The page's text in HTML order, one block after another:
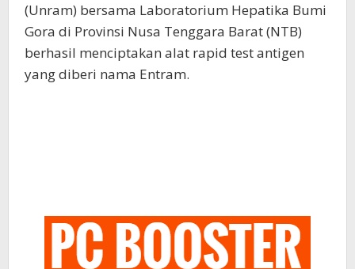
(Unram) bersama Laboratorium Hepatika Bumi
Gora di Provinsi Nusa Tenggara Barat (NTB)
berhasil menciptakan alat rapid test antigen
yang diberi nama Entram.